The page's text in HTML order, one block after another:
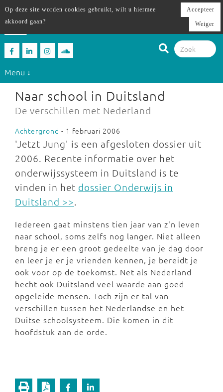
Menu ↓
Naar school in Duitsland
De verschillen met Nederland
Achtergrond - 1 februari 2006
'Jetzt Jung' is een afgesloten dossier uit
2006. Recente informatie over het
onderwijssysteem in Duitsland is te
vinden in het dossier Onderwijs in
Duitsland >>.
Iedereen gaat minstens tien jaar van z'n leven
naar school, soms zelfs nog langer. Niet alleen
breng je er een groot gedeelte van je dag door
en leer je er je vrienden kennen, je bereidt je
ook voor op de toekomst. Net als Nederland
hecht ook Duitsland veel waarde aan goed
opgeleide mensen. Toch zijn er tal van
verschillen tussen het Nederlandse en het
Duitse schoolsysteem. Die komen in dit
hoofdstuk aan de orde.
Op deze site worden cookies gebruikt, wilt u hiermee
akkoord gaan?
Accepteer
Weiger